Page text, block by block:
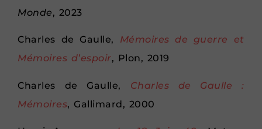
Monde, 2023
Charles de Gaulle, Mémoires de guerre et
Mémoires d’espoir, Plon, 2019
Charles de Gaulle, Charles de Gaulle :
Mémoires, Gallimard, 2000